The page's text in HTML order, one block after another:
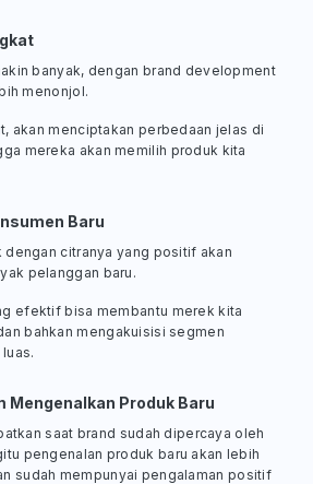
banyak, dengan brand development
menonjol.
akan menciptakan perbedaan jelas di
mereka akan memilih produk kita
Baru
dengan citranya yang positif akan
pelanggan baru.
efektif bisa membantu merek kita
bahkan mengakuisisi segmen
Mengenalkan Produk Baru
saat brand sudah dipercaya oleh
pengenalan produk baru akan lebih
sudah mempunyai pengalaman positif